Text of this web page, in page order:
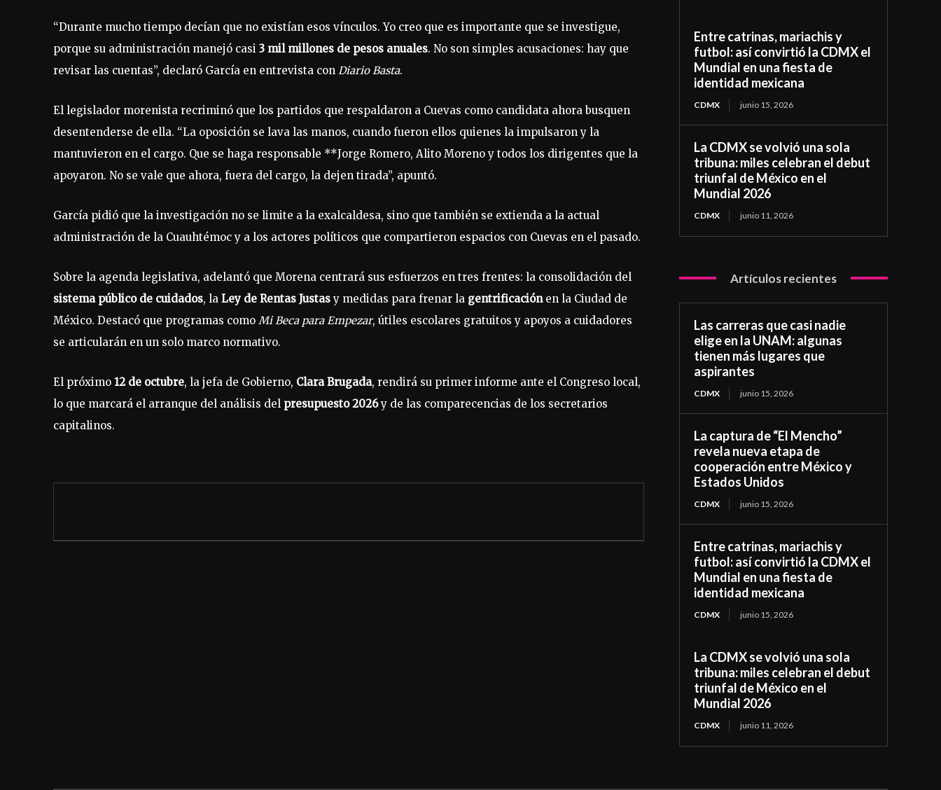
“Durante mucho tiempo decían que no existían esos vínculos. Yo creo que es importante que se investigue,
porque su administración manejó casi 3 mil millones de pesos anuales. No son simples acusaciones: hay que
revisar las cuentas”, declaró García en entrevista con Diario Basta.
El legislador morenista recriminó que los partidos que respaldaron a Cuevas como candidata ahora busquen
desentenderse de ella. “La oposición se lava las manos, cuando fueron ellos quienes la impulsaron y la
mantuvieron en el cargo. Que se haga responsable **Jorge Romero, Alito Moreno y todos los dirigentes que la
apoyaron. No se vale que ahora, fuera del cargo, la dejen tirada”, apuntó.
García pidió que la investigación no se limite a la exalcaldesa, sino que también se extienda a la actual
administración de la Cuauhtémoc y a los actores políticos que compartieron espacios con Cuevas en el pasado.
Sobre la agenda legislativa, adelantó que Morena centrará sus esfuerzos en tres frentes: la consolidación del
sistema público de cuidados, la Ley de Rentas Justasy medidas para frenar la gentrificaciónen la Ciudad de
México. Destacó que programas como Mi Beca para Empezar, útiles escolares gratuitos y apoyos a cuidadores
se articularán en un solo marco normativo.
El próximo 12 de octubre, la jefa de Gobierno, Clara Brugada, rendirá su primer informe ante el Congreso local,
lo que marcará el arranque del análisis del presupuesto 2026y de las comparecencias de los secretarios
capitalinos.
Entre catrinas, mariachis y
futbol: así convirtió la CDMX el
Mundial en una fiesta de
identidad mexicana
CDMX junio 15, 2026
La CDMX se volvió una sola
tribuna: miles celebran el debut
triunfal de México en el
Mundial 2026
CDMX junio 11, 2026
Artículos recientes
Las carreras que casi nadie
elige en la UNAM: algunas
tienen más lugares que
aspirantes
CDMX junio 15, 2026
La captura de “El Mencho”
revela nueva etapa de
cooperación entre México y
Estados Unidos
CDMX junio 15, 2026
Entre catrinas, mariachis y
futbol: así convirtió la CDMX el
Mundial en una fiesta de
identidad mexicana
CDMX junio 15, 2026
La CDMX se volvió una sola
tribuna: miles celebran el debut
triunfal de México en el
Mundial 2026
CDMX junio 11, 2026